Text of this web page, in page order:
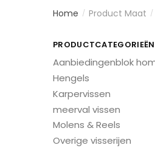
Home / Product Maat /
PRODUCTCATEGORIEËN
Aanbiedingenblok
Hengels
Karpervissen
meerval vissen
Molens & Reels
Overige visserijen